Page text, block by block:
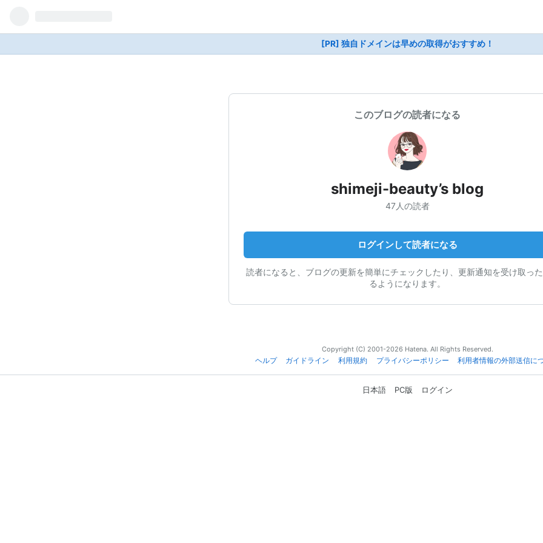
[PR] 独自ドメインは早めの取得がおすすめ！
このブログの読者になる
shimeji-beauty’s blog
47人の読者
ログインして読者になる
読者になると、ブログの更新を簡単にチェックしたり、更新通知を受け取っ
るようになります。
Copyright (C) 2001-2026 Hatena. All Rights Reserved.
ヘルプ
ガイドライン 利用規約 プライバシーポリシー 利用者情報の外部送信に
日本語 PC版 ログイン